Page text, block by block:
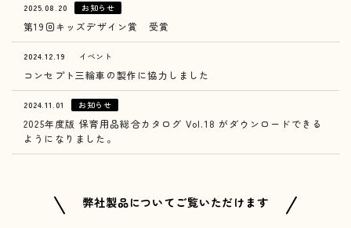
2025.08.20 お知らせ
第19回キッズデザイン賞 受賞
2024.12.19 イベント
コンセプト三輪車の製作に協力しました
2024.11.01 お知らせ
2025年度版 保育用品総合カタログ Vol.18 がダウンロードできる
ようになりました。
弊社製品についてご覧いただけます